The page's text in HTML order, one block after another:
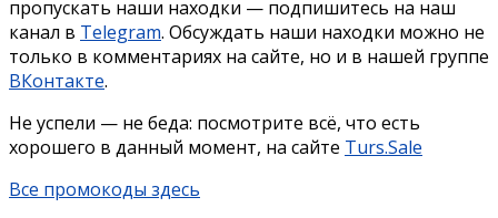
пропускать наши находки — подпишитесь на наш
канал в Telegram. Обсуждать наши находки можно не
только в комментариях на сайте, но и в нашей группе
ВКонтакте.
Не успели — не беда: посмотрите всё, что есть
хорошего в данный момент, на сайте Turs.Sale
Все промокоды здесь